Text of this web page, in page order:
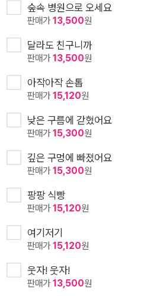
숲속 병원으로 오세요
판매가13,500원
달라도 친구니까
판매가13,500원
아작아작 손톱
판매가15,120원
낮은 구름에 갇혔어요
판매가15,300원
깊은 구멍에 빠졌어요
판매가15,300원
팡팡 식빵
판매가15,120원
여기저기
판매가15,120원
웃자! 웃자!
판매가13,500원